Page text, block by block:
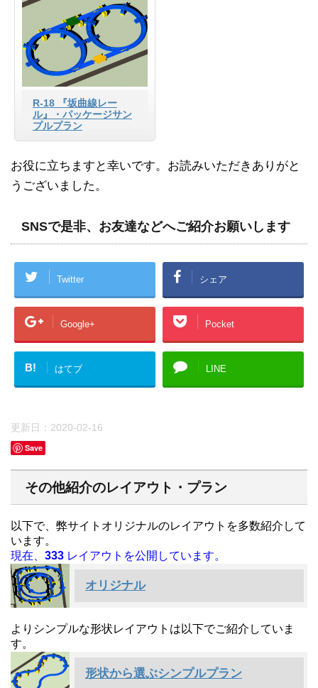
R-18 『坂曲線レー
ル』・パッケージサン
プルプラン
お役に立ちますと幸いです。お読みいただきありがと
うございました。
SNSで是非、お友達などへご紹介お願いします
Twitter シェア
Google+ Pocket
B! はてブ LINE
更新日： 2020-02-16
Save
その他紹介のレイアウト・プラン
以下で、弊サイトオリジナルのレイアウトを多数紹介して
います。
現在、 333 レイアウトを公開しています。
オリジナル
よりシンプルな形状レイアウトは以下でご紹介していま
す。
形状から選ぶシンプルプラン